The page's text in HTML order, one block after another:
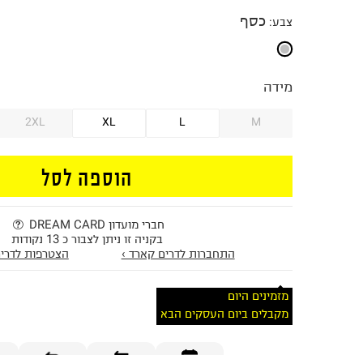
צבע: כסף
מידה
M
L
XL
2XL
הוספה לסל
חברי מועדון DREAM CARD
בקניה זו ניתן לצבור כ 13 נקודות
התחברות לדרים קארד ›
הצטרפות
מזמינים היום
מקבלים ביום העסקים הבא